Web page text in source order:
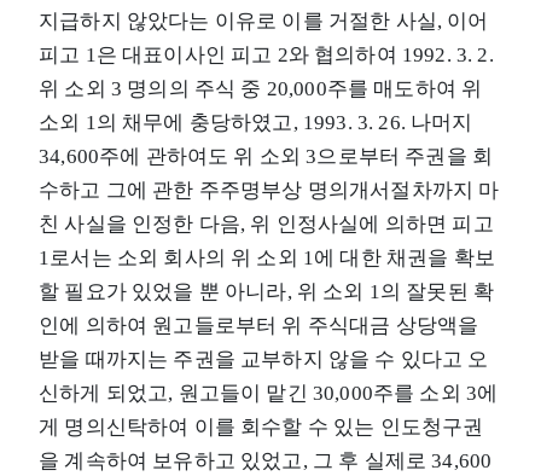
지급하지 않았다는 이유로 이를 거절한 사실, 이어
피고 1은 대표이사인 피고 2와 협의하여 1992. 3. 2.
위 소외 3 명의의 주식 중 20,000주를 매도하여 위
소외 1의 채무에 충당하였고, 1993. 3. 26. 나머지
34,600주에 관하여도 위 소외 3으로부터 주권을 회
수하고 그에 관한 주주명부상 명의개서절차까지 마
친 사실을 인정한 다음, 위 인정사실에 의하면 피고
1로서는 소외 회사의 위 소외 1에 대한 채권을 확보
할 필요가 있었을 뿐 아니라, 위 소외 1의 잘못된 확
인에 의하여 원고들로부터 위 주식대금 상당액을
받을 때까지는 주권을 교부하지 않을 수 있다고 오
신하게 되었고, 원고들이 맡긴 30,000주를 소외 3에
게 명의신탁하여 이를 회수할 수 있는 인도청구권
을 계속하여 보유하고 있었고, 그 후 실제로 34,600